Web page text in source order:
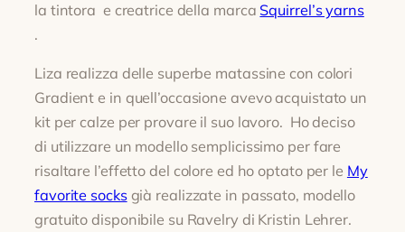
la tintora e creatrice della marca Squirrel’s yarns
.
Liza realizza delle superbe matassine con colori
Gradient e in quell’occasione avevo acquistato un
kit per calze per provare il suo lavoro. Ho deciso
di utilizzare un modello semplicissimo per fare
risaltare l’effetto del colore ed ho optato per le My
favorite socksgià realizzate in passato, modello
gratuito disponibile su Ravelry di Kristin Lehrer.